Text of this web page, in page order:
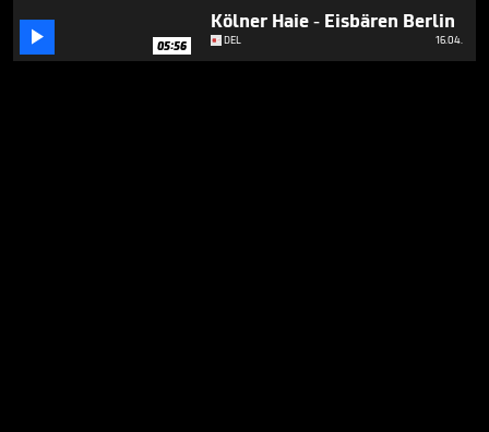
 05:56
Kölner Haie - Eisbären Berlin
DEL 16.04.